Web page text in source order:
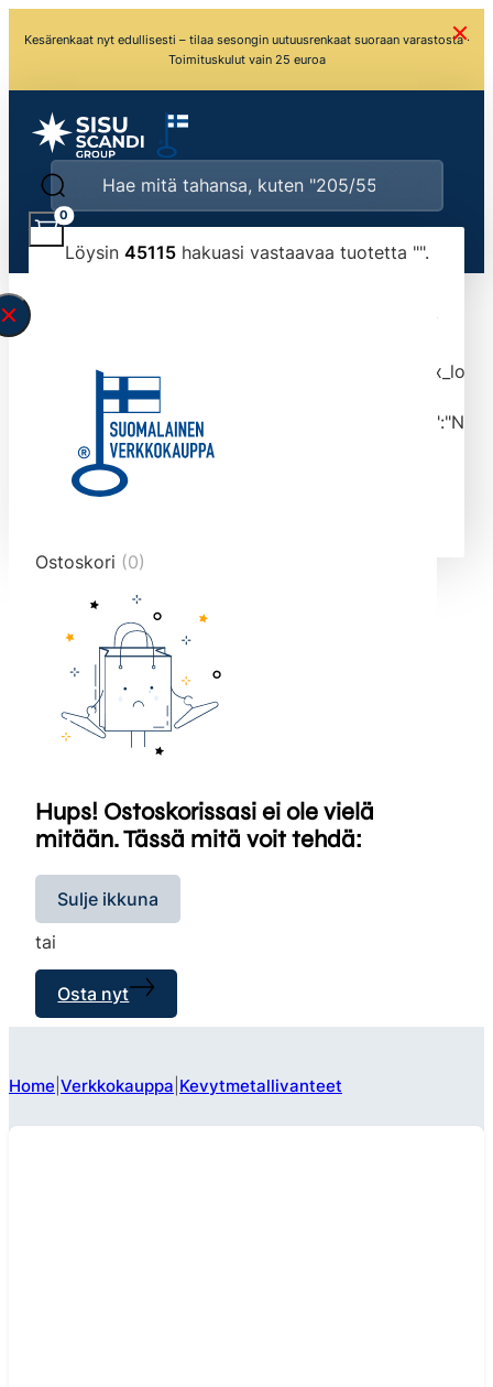
Kesärenkaat nyt edullisesti – tilaa sesongin uutuusrenkaat suoraan varastosta ·
Toimituskulut vain 25 euroa
Löysin 45115hakuasi vastaavaa tuotetta "".
typed the search query correctly.<br>Currently
tmlmvi","meta_query":
data-original-query-vars="[]" data-page="1"
data-max-pages="4512" data-start="1" data-
end="10">
0
Ostoskori (0)
Hups! Ostoskorissasi ei ole vielä
mitään. Tässä mitä voit tehdä:
Sulje ikkuna
tai
Osta nyt
Home Verkkokauppa Kevytmetallivanteet